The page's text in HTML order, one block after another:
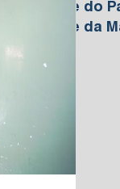
Nome do
Nome da